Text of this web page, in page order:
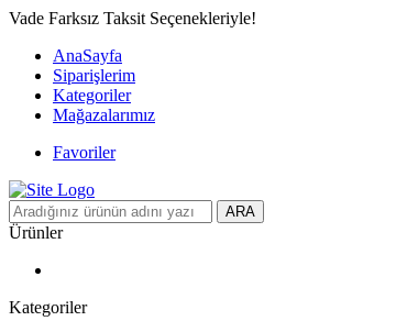
Vade Farksız Taksit Seçenekleriyle!
AnaSayfa
Siparişlerim
Kategoriler
Mağazalarımız
Favoriler
ARA
Ürünler
Kategoriler